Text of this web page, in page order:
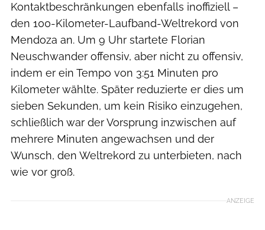
Kontaktbeschränkungen ebenfalls inoffiziell –
den 100-Kilometer-Laufband-Weltrekord von
Mendoza an. Um 9 Uhr startete Florian
Neuschwander offensiv, aber nicht zu offensiv,
indem er ein Tempo von 3:51 Minuten pro
Kilometer wählte. Später reduzierte er dies um
sieben Sekunden, um kein Risiko einzugehen,
schließlich war der Vorsprung inzwischen auf
mehrere Minuten angewachsen und der
Wunsch, den Weltrekord zu unterbieten, nach
wie vor groß.
ANZEIGE